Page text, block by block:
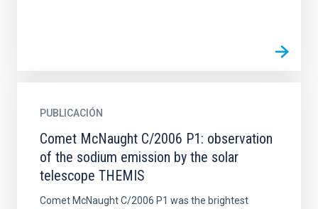
PUBLICACIÓN
Comet McNaught C/2006 P1: observation
of the sodium emission by the solar
telescope THEMIS
Comet McNaught C/2006 P1 was the brightest